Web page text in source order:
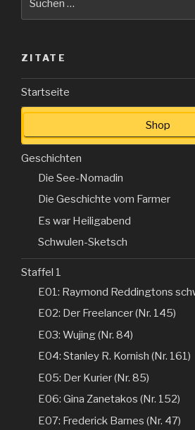
nach:
ZITATE
Startseite
Shop
Geschichten
Die See-Nomadin
Die Geschichte vom Farmer
Es war Heiligabend
Schwulen-Sketsch
Staffel 1
E01: Raymond Reddingtons
E02: Der Freelancer (Nr. 145)
E03: Wujing (Nr. 84)
E04: Stanley R. Kornish (Nr. 161)
E05: Der Kurier (Nr. 85)
E06: Gina Zanetakos (Nr. 152)
E07: Frederick Barnes (Nr. 47)